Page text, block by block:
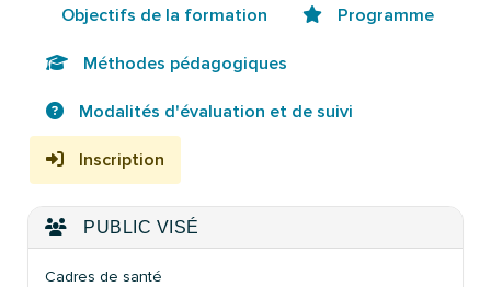
Objectifs de la formation Programme
Méthodes pédagogiques
Modalités d'évaluation et de suivi
Inscription
PUBLIC VISÉ
Cadres de santé